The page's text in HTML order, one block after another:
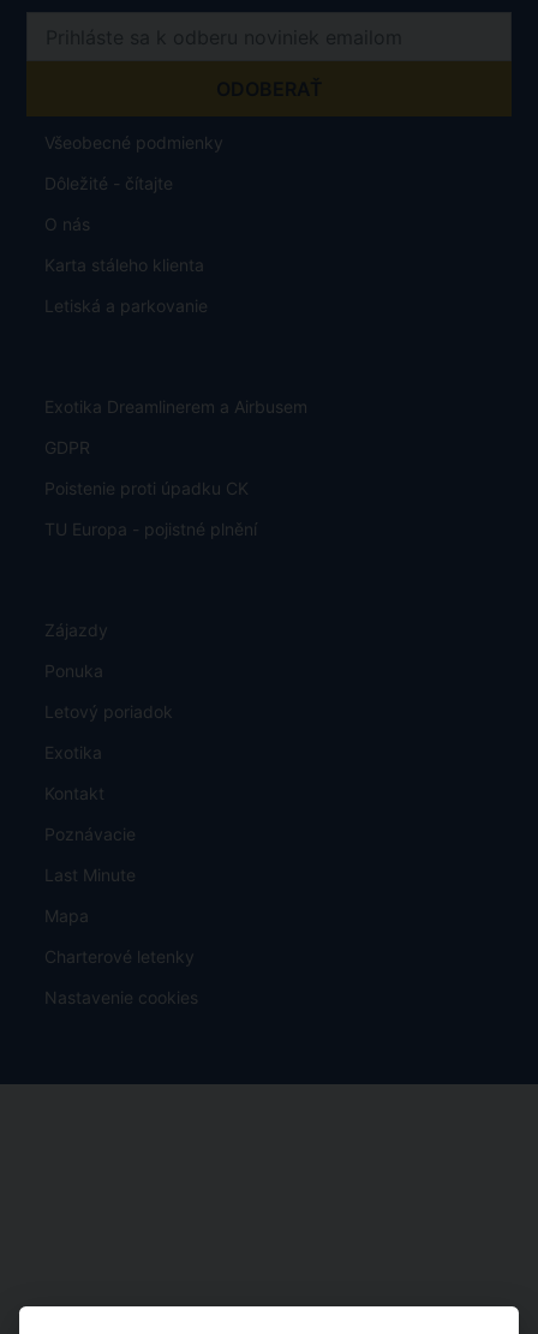
Všeobecné podmienky
Dôležité - čítajte
O nás
Karta stáleho klienta
Letiská a parkovanie
Exotika Dreamlinerem a Airbusem
GDPR
Poistenie proti úpadku CK
TU Europa - pojistné plnění
Zájazdy
Ponuka
Letový poriadok
Exotika
Kontakt
Poznávacie
Last Minute
Mapa
Charterové letenky
Nastavenie cookies